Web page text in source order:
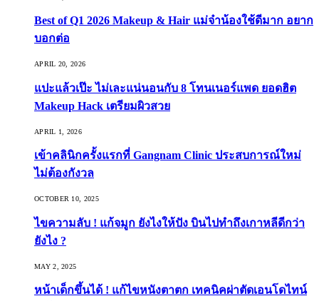
Best of Q1 2026 Makeup & Hair แม่จ๋าน้องใช้ดีมาก อยาก
บอกต่อ
APRIL 20, 2026
แปะแล้วเป๊ะ ไม่เละแน่นอนกับ 8 โทนเนอร์แพด ยอดฮิต
Makeup Hack เตรียมผิวสวย
APRIL 1, 2026
เข้าคลินิกครั้งแรกที่ Gangnam Clinic ประสบการณ์ใหม่
ไม่ต้องกังวล
OCTOBER 10, 2025
ไขความลับ ! แก้จมูก ยังไงให้ปัง บินไปทำถึงเกาหลีดีกว่า
ยังไง ?
MAY 2, 2025
หน้าเด็กขึ้นได้ ! แก้ไขหนังตาตก เทคนิคผ่าตัดเอนโดไทน์